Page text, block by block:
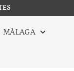
MÁLAGA